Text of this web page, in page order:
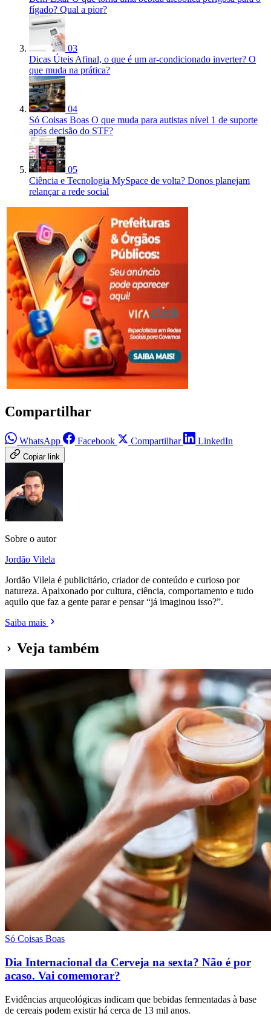
fígado? Qual a pior?
03
Dicas ÚteisAfinal, o que é um ar-condicionado inverter? O
que muda na prática?
04
Só Coisas Boas O que muda para autistas nível 1 de suporte
após decisão do STF?
05
Ciência e Tecnologia MySpace de volta? Donos planejam
relançar a rede social
Compartilhar
WhatsApp Facebook Compartilhar LinkedIn
Copiar link
Sobre o autor
Jordão Vilela
Jordão Vilela é publicitário, criador de conteúdo e curioso por
natureza. Apaixonado por cultura, ciência, comportamento e tudo
aquilo que faz a gente parar e pensar “já imaginou isso?”.
Saiba mais
Veja também
Só Coisas Boas
Dia Internacional da Cerveja na sexta? Não é por
acaso. Vai comemorar?
Evidências arqueológicas indicam que bebidas fermentadas à base
de cereais podem existir há cerca de 13 mil anos.